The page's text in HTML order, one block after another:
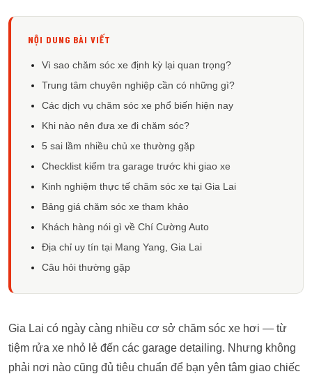
NỘI DUNG BÀI VIẾT
Vì sao chăm sóc xe định kỳ lại quan trọng?
Trung tâm chuyên nghiệp cần có những gì?
Các dịch vụ chăm sóc xe phổ biến hiện nay
Khi nào nên đưa xe đi chăm sóc?
5 sai lầm nhiều chủ xe thường gặp
Checklist kiểm tra garage trước khi giao xe
Kinh nghiệm thực tế chăm sóc xe tại Gia Lai
Bảng giá chăm sóc xe tham khảo
Khách hàng nói gì về Chí Cường Auto
Địa chỉ uy tín tại Mang Yang, Gia Lai
Câu hỏi thường gặp
Gia Lai có ngày càng nhiều cơ sở chăm sóc xe hơi — từ
tiệm rửa xe nhỏ lẻ đến các garage detailing. Nhưng không
phải nơi nào cũng đủ tiêu chuẩn để bạn yên tâm giao chiếc